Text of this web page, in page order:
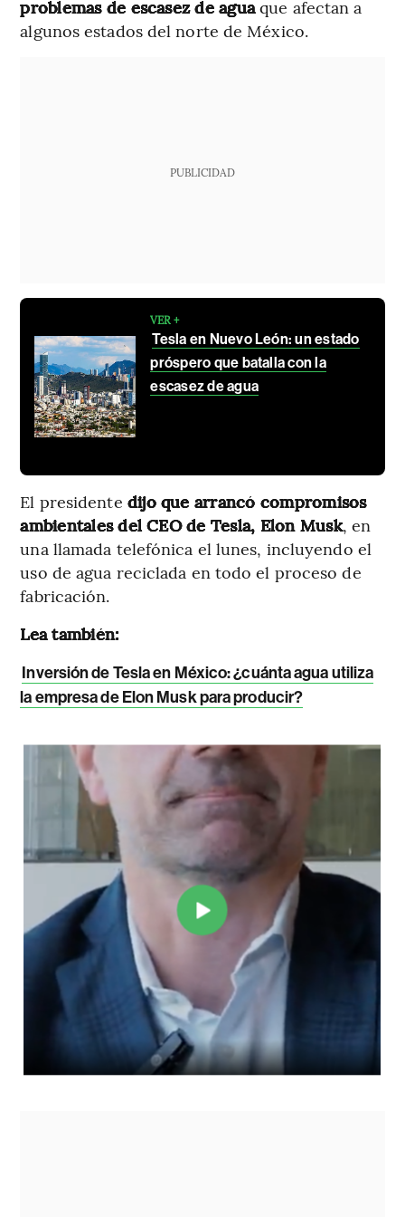
problemas de escasez de aguaque afectan a
algunos estados del norte de México.
PUBLICIDAD
VER +
Tesla en Nuevo León: un estado
próspero que batalla con la
escasez de agua
El presidente dijo que arrancó compromisos
ambientales del CEO de Tesla, Elon Musk, en
una llamada telefónica el lunes, incluyendo el
uso de agua reciclada en todo el proceso de
fabricación.
Lea también:
Inversión de Tesla en México: ¿cuánta agua utiliza
la empresa de Elon Musk para producir?